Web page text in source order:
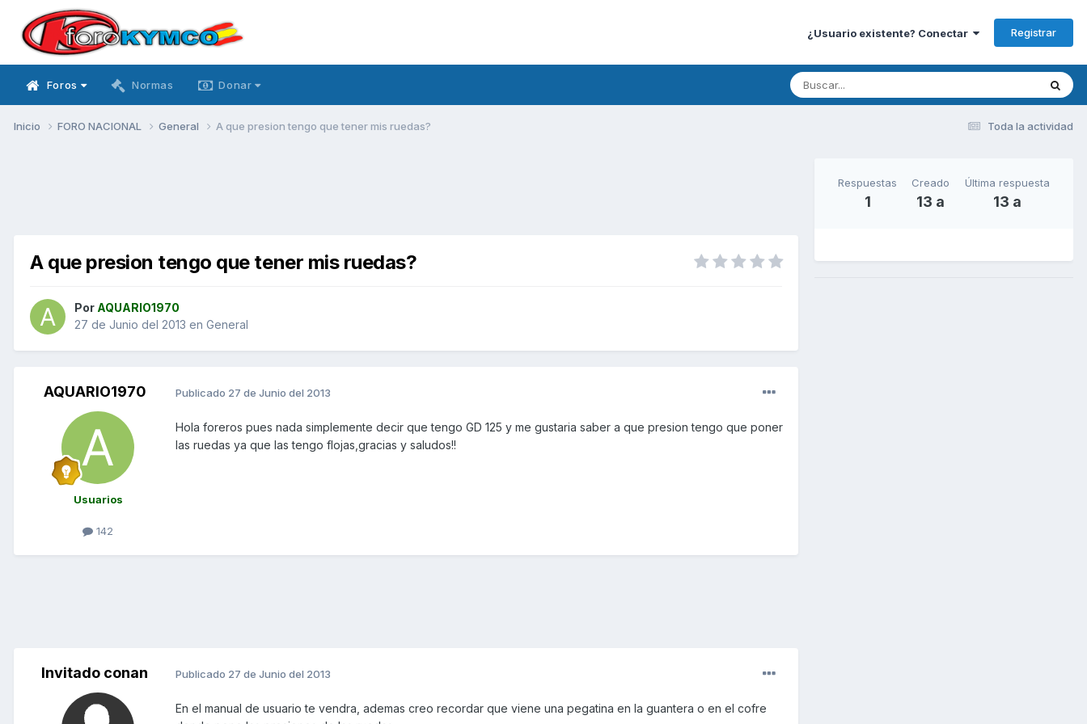
¿Usuario existente? Conectar Registrar
Foros Normas Donar
Toda la actividad
Inicio FORO NACIONAL General A que presion tengo que tener mis ruedas?
A que presion tengo que tener mis ruedas?
Por AQUARIO1970
27 de Junio del 2013 en General
AQUARIO1970
Usuarios
142
Publicado 27 de Junio del 2013
Hola foreros pues nada simplemente decir que tengo GD 125 y me gustaria saber a que presion tengo que poner
las ruedas ya que las tengo flojas,gracias y saludos!!
Invitado conan Publicado 27 de Junio del 2013
En el manual de usuario te vendra, ademas creo recordar que viene una pegatina en la guantera o en el cofre
Respuestas
1
Creado
13 a
Última respuesta
13 a